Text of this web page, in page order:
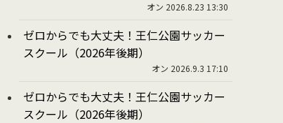
オン 2026.8.23 13:30
ゼロからでも大丈夫！王仁公園サッカー
スクール（2026年後期）
オン 2026.9.3 17:10
ゼロからでも大丈夫！王仁公園サッカー
スクール（2026年後期）